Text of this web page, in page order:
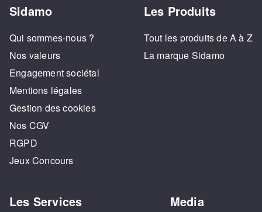
Sidamo
Qui sommes-nous ?
Nos valeurs
Engagement sociétal
Mentions légales
Gestion des cookies
Nos CGV
RGPD
Jeux Concours
Les Produits
Tout les produits de A à Z
La marque Sidamo
Les Services Media